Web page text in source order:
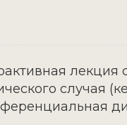
лекция
случая